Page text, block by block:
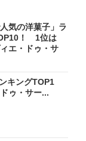
人気の洋菓子」ラ
！ 1位は
ィエ・ドゥ・サ
キングTOP1
ゥ・サー...